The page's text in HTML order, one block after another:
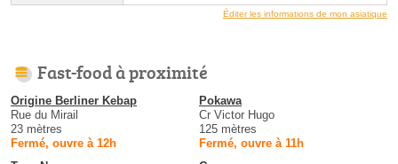
Éditer les informations de mon asiatique
Fast-food à proximité
Origine Berliner Kebap
Rue du Mirail
23 mètres
Fermé, ouvre à 12h
Pokawa
Cr Victor Hugo
125 mètres
Fermé, ouvre à 11h